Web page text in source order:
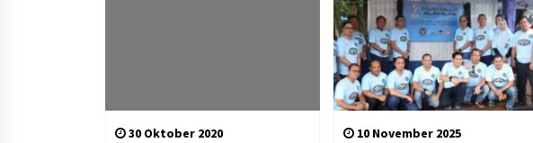
30 Oktober 2020 10 November 2025